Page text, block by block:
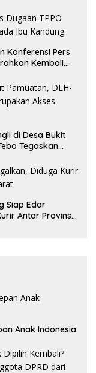
Konferensi Pers
Kembali
di Desa Bukit
Tegaskan
Siap Edar
Antar Provinsi
Anak Indonesia